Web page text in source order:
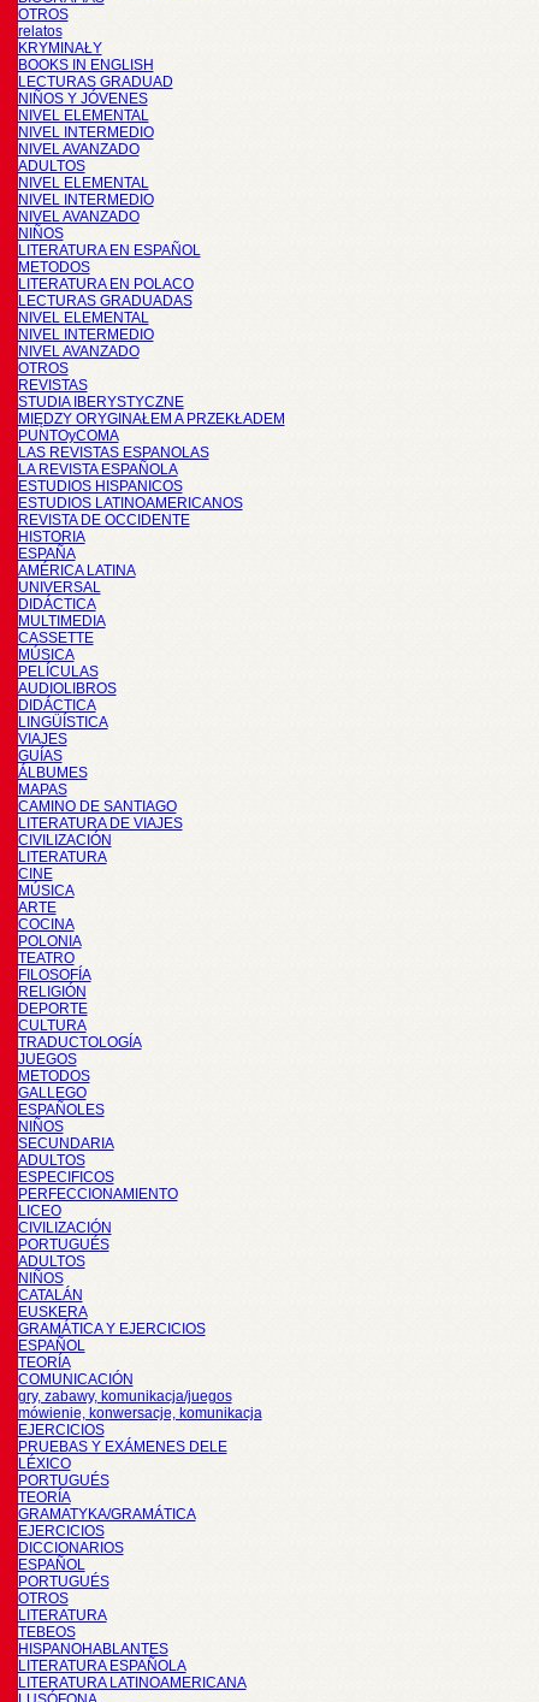
OTROS
relatos
KRYMINAŁY
BOOKS IN ENGLISH
LECTURAS GRADUAD
NIÑOS Y JÓVENES
NIVEL ELEMENTAL
NIVEL INTERMEDIO
NIVEL AVANZADO
ADULTOS
NIVEL ELEMENTAL
NIVEL INTERMEDIO
NIVEL AVANZADO
NIÑOS
LITERATURA EN ESPAÑOL
METODOS
LITERATURA EN POLACO
LECTURAS GRADUADAS
NIVEL ELEMENTAL
NIVEL INTERMEDIO
NIVEL AVANZADO
OTROS
REVISTAS
STUDIA IBERYSTYCZNE
MIĘDZY ORYGINAŁEM A PRZEKŁADEM
PUNTOyCOMA
LAS REVISTAS ESPANOLAS
LA REVISTA ESPAÑOLA
ESTUDIOS HISPANICOS
ESTUDIOS LATINOAMERICANOS
REVISTA DE OCCIDENTE
HISTORIA
ESPAÑA
AMÉRICA LATINA
UNIVERSAL
DIDÁCTICA
MULTIMEDIA
CASSETTE
MÚSICA
PELÍCULAS
AUDIOLIBROS
DIDÁCTICA
LINGÜÍSTICA
VIAJES
GUÍAS
ÁLBUMES
MAPAS
CAMINO DE SANTIAGO
LITERATURA DE VIAJES
CIVILIZACIÓN
LITERATURA
CINE
MÚSICA
ARTE
COCINA
POLONIA
TEATRO
FILOSOFÍA
RELIGIÓN
DEPORTE
CULTURA
TRADUCTOLOGÍA
JUEGOS
METODOS
GALLEGO
ESPAÑOLES
NIÑOS
SECUNDARIA
ADULTOS
ESPECIFICOS
PERFECCIONAMIENTO
LICEO
CIVILIZACIÓN
PORTUGUÉS
ADULTOS
NIÑOS
CATALÁN
EUSKERA
GRAMÁTICA Y EJERCICIOS
ESPAÑOL
TEORÍA
COMUNICACIÓN
gry, zabawy, komunikacja/juegos
mówienie, konwersacje, komunikacja
EJERCICIOS
PRUEBAS Y EXÁMENES DELE
LÉXICO
PORTUGUÉS
TEORÍA
GRAMATYKA/GRAMÁTICA
EJERCICIOS
DICCIONARIOS
ESPAÑOL
PORTUGUÉS
OTROS
LITERATURA
TEBEOS
HISPANOHABLANTES
LITERATURA ESPAÑOLA
LITERATURA LATINOAMERICANA